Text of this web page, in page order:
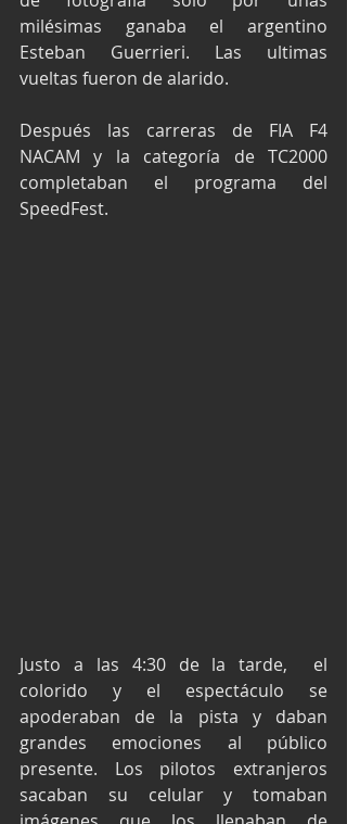
milésimas ganaba el argentino
Esteban Guerrieri. Las ultimas
vueltas fueron de alarido.
Después las carreras de FIA F4
NACAM y la categoría de TC2000
completaban el programa del
SpeedFest.
Justo a las 4:30 de la tarde,  el
colorido y el espectáculo se
apoderaban de la pista y daban
grandes emociones al público
presente. Los pilotos extranjeros
sacaban su celular y tomaban